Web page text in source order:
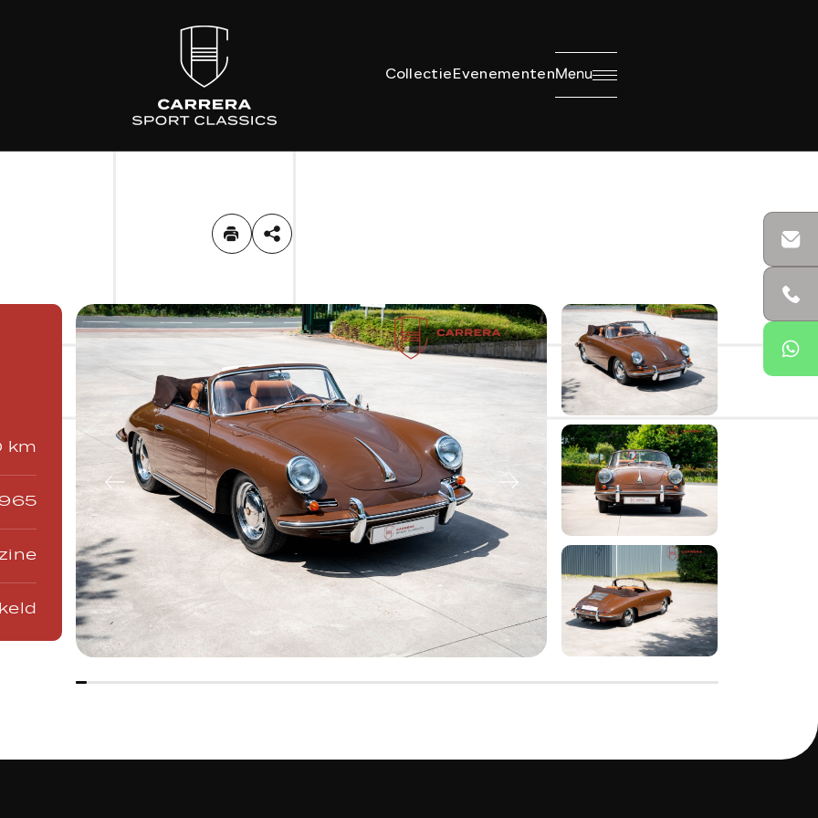
CollectieEvenementenMenu
Contact
Bel ons
+32 495233581
E-mail ons
info@carrera-sport-classics.be
Adres
Sluizenstraat 45
2900 Schoten België
Openingstijden
FacebookInstagramWhatsApp
km